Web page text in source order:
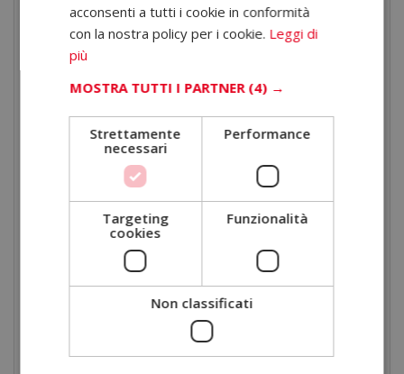
Persone interessate al settore odontoiatrico.
Lavoratori che vogliono riqualificarsi o aggiornarsi.
perché il percorso parte dalle basi e accompagna
gradualmente verso contenuti più avanzati. Ciò che
conta davvero è la motivazione ad apprendere e
l’interesse per un settore in continua crescita.
Perché studiare
odontoiatria online in ELBS
Studiare con ELBS significa scegliere un modello
formativo orientato alla qualità, all’accompagnamento
e all’esperienza dello studente.
acconsenti a tutti i cookie in conformità
con la nostra policy per i cookie. Leggi di
più
MOSTRA TUTTI I PARTNER (4) →
Strettamente
necessari
Performance
Targeting
cookies
Funzionalità
Non classificati